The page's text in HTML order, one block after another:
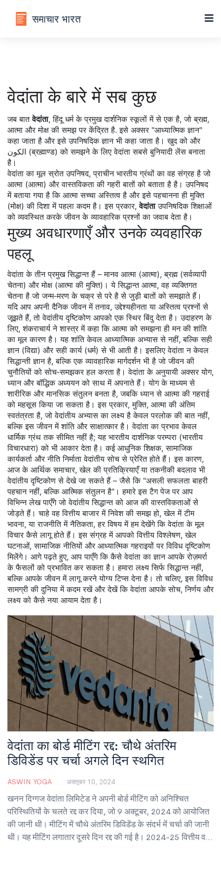
वेदांता के बारे में सब कुछ
जब बातवेदांता,हिंदू धर्म के प्रमुख दार्शनिक स्कूलों में से एक है, जो ब्रह्म,
आत्मा और मोक्ष की समझ पर केंद्रित है. इसे अक्सर "आध्यात्मिक ज्ञान"
कहा जाता है और इसेउपनिषदिक ज्ञानभी कहा जाता है। खुद को और
الكون (ब्रह्माण्ड) को समझने के लिए वेदांता सबसे बुनियादी लेंस बनाता
है।
वेदांता का मूल स्रोतउपनिषद,प्राचीन भारतीय ग्रंथों का वह संग्रह है जो
आत्मा (आत्मा) और वास्तविकता की गहरी बातों को बताता है है। उपनिषद
में बताया गया है कि आत्मा सच्चा अस्तित्व है और इसे पहचानना ही मुक्ति
(मोक्ष) की दिशा में पहला कदम है। इस प्रकार,वेदांताउपनिषदिक शिक्षाओं
को व्यवस्थित करके जीवन के व्यावहारिक प्रश्नों का जवाब देता है।
मुख्य अवधारणाएँ और उनके व्यवहारिक
पहलू
वेदांता के तीन प्रमुख सिद्धान्त हैं – मानव आत्मा (आत्मा), ब्रह्म (सर्वव्यापी
चेतना) और मोक्ष (आत्मा की मुक्ति)। ये सिद्धान्त आत्मा,वह व्यक्तिगत
चेतना है जो जन्म‑मरण के चक्र से परे है से जुड़ी बातों को समझाते हैं।
यदि आप अपनी दैनिक जीवन में तनाव, उद्देश्यहीनता या अस्तित्व प्रश्नों से
जूझते हैं, तो वेदांतीय दृष्टिकोण आपको एक स्थिर बिंदु देता है। उदाहरण के
लिए, शंकराचार्य ने शास्त्र में कहा कि आत्मा को समझना ही मन की शांति
का मूल कारण है। यह शांति केवल आध्यात्मिक अभ्यास से नहीं, बल्कि सही
ज्ञान (विद्या) और सही कार्य (धर्म) से भी आती है। इसलिए वेदांता न केवल
सिद्धान्ती ज्ञान है, बल्कि एक व्यावहारिक मार्गदर्शन भी है जो जीवन की
चुनौतियों को सोच‑समझकर हल करता है। वेदांता के अनुयायी अक्सर योग,
ध्यान और बॉद्धिक अध्ययन को साथ में अपनाते हैं। योग के माध्यम से
शारीरिक और मानसिक संतुलन बनता है, जबकि ध्यान से आत्मा की गहराई
को महसूस किया जा सकता है। इस प्रकार,मुक्ति, आत्मा की अंतिम
स्वतंत्रता है, जो वेदांतीय अभ्यास का लक्ष्य है केवल परलोक की बात नहीं,
बल्कि इस जीवन में शांति और साक्षात्कार है। वेदांता का प्रभाव केवल
धार्मिक ग्रंथ तक सीमित नहीं है; यह भारतीय दार्शनिक परम्परा (भारतीय
विचारधारा) को भी आकार देता है। कई आधुनिक शिक्षक, सामाजिक
कार्यकर्ता और नीति निर्माता वेदांतीय सोच से प्रेरित होते हैं। इस कारण,
आज के आर्थिक समाचार, खेल की प्रतिक्रियाएँ या तकनीकी बदलाव भी
वेदांतीय दृष्टिकोण से देखे जा सकते हैं – जैसे कि "असली सफलता बाहरी
पहचान नहीं, बल्कि आत्मिक संतुलन है"। हमारे इस टैग पेज पर आप
विभिन्न लेख पाएँगे जो वेदांतीय सिद्धान्त को आज की वास्तविकताओं से
जोड़ते हैं। चाहे वह वित्तीय बाजार में निवेश की समझ हो, खेल में टीम
भावना, या राजनीति में नैतिकता, हर विषय में हम देखेंगे कि वेदांता के मूल
विचार कैसे लागू होते हैं। इस संग्रह में आपको वित्तीय विश्लेषण, खेल
घटनाओं, सामाजिक नीतियों और आध्यात्मिक गहराइयों पर विविध दृष्टिकोण
मिलेंगे। आगे पढ़ते हुए, आप पाएँगे कि कैसे वेदांता का ज्ञान आपके रोज़मर्रा
के फैसलों को प्रभावित कर सकता है। हमारा लक्ष्य सिर्फ सिद्धान्त नहीं,
बल्कि आपके जीवन में लागू करने योग्य टिप्स देना है। तो चलिए, इस विविध
सामग्री की दुनिया में कदम रखें और देखें कि वेदांता आपके सोच, निर्णय और
लक्ष्य को कैसे नया आयाम देता है।
वेदांता का बोर्ड मीटिंग रद्द: चौथे अंतरिम
डिविडेंड पर चर्चा अगले दिन स्थगित
ASWIN YOGA अक्तूबर 10, 2024
खनन दिग्गज वेदांता लिमिटेड ने अपनी बोर्ड मीटिंग को अनिश्चित
परिस्थितियों के चलते रद्द कर दिया, जो 9 अक्टूबर, 2024 को आयोजित
की जानी थी। मीटिंग में चौथे अंतरिम डिविडेंड के संदर्भ में चर्चा की जानी
थी। यह मीटिंग लगातार दूसरे दिन रद्द की गई है। 2024-25 वित्तीय वर्ष